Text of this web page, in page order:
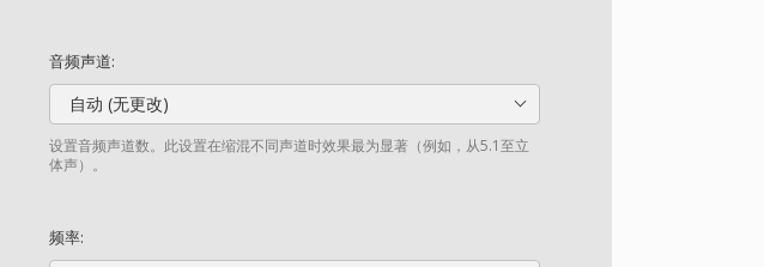
音频声道:
自动 (无更改)
设置音频声道数。此设置在缩混不同声道时效果最为显著（例如，从5.1至立
体声）。
频率: